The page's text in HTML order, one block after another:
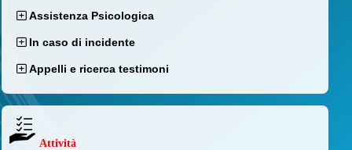
Assistenza Psicologica
In caso di incidente
Appelli e ricerca testimoni
Attività